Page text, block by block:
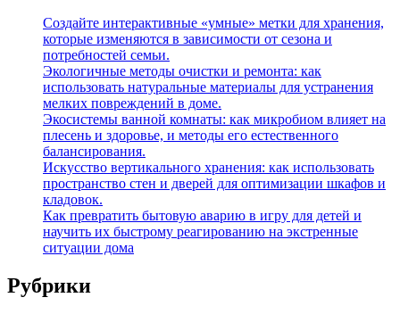
Создайте интерактивные «умные» метки для хранения,
которые изменяются в зависимости от сезона и
потребностей семьи.
Экологичные методы очистки и ремонта: как
использовать натуральные материалы для устранения
мелких повреждений в доме.
Экосистемы ванной комнаты: как микробиом влияет на
плесень и здоровье, и методы его естественного
балансирования.
Искусство вертикального хранения: как использовать
пространство стен и дверей для оптимизации шкафов и
кладовок.
Как превратить бытовую аварию в игру для детей и
научить их быстрому реагированию на экстренные
ситуации дома
Рубрики